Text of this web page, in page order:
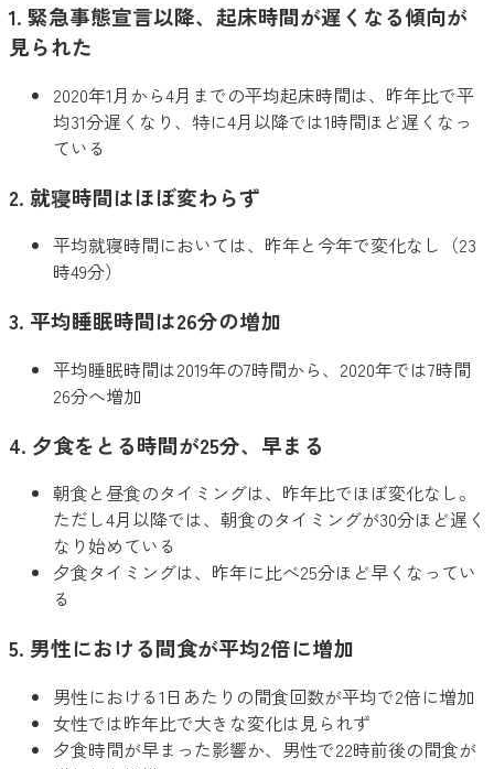
1. 緊急事態宣言以降、起床時間が遅くなる傾向が
見られた
2020年1月から4月までの平均起床時間は、昨年比で平
均31分遅くなり、特に4月以降では1時間ほど遅くなっ
ている
2. 就寝時間はほぼ変わらず
平均就寝時間においては、昨年と今年で変化なし（23
時49分）
3. 平均睡眠時間は26分の増加
平均睡眠時間は2019年の7時間から、2020年では7時間
26分へ増加
4. 夕食をとる時間が25分、早まる
朝食と昼食のタイミングは、昨年比でほぼ変化なし。
ただし4月以降では、朝食のタイミングが30分ほど遅く
なり始めている
夕食タイミングは、昨年に比べ25分ほど早くなってい
る
5. 男性における間食が平均2倍に増加
男性における1日あたりの間食回数が平均で2倍に増加
女性では昨年比で大きな変化は見られず
夕食時間が早まった影響か、男性で22時前後の間食が